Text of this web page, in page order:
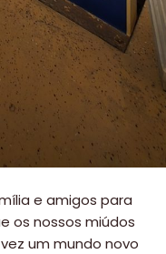
e amigos para
os nossos miúdos
um mundo novo